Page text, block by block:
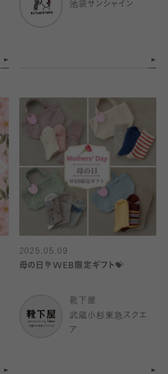
池袋サンシャイン
2025.05.09
母の日💐WEB限定ギフト💝
靴下屋
武蔵小杉東急スクエ
ア